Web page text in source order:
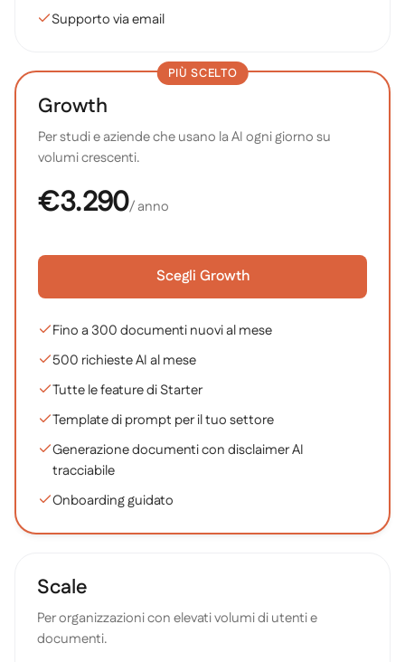
Supporto via email
PIÙ SCELTO
Growth
Per studi e aziende che usano la AI ogni giorno su
volumi crescenti.
€3.290/ anno
Scegli Growth
Fino a 300 documenti nuovi al mese
500 richieste AI al mese
Tutte le feature di Starter
Template di prompt per il tuo settore
Generazione documenti con disclaimer AI
tracciabile
Onboarding guidato
Scale
Per organizzazioni con elevati volumi di utenti e
documenti.